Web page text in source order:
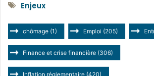
Enjeux
chômage (1) Emploi (205)
Finance et crise financière (306)
Inflation réglementaire (420)